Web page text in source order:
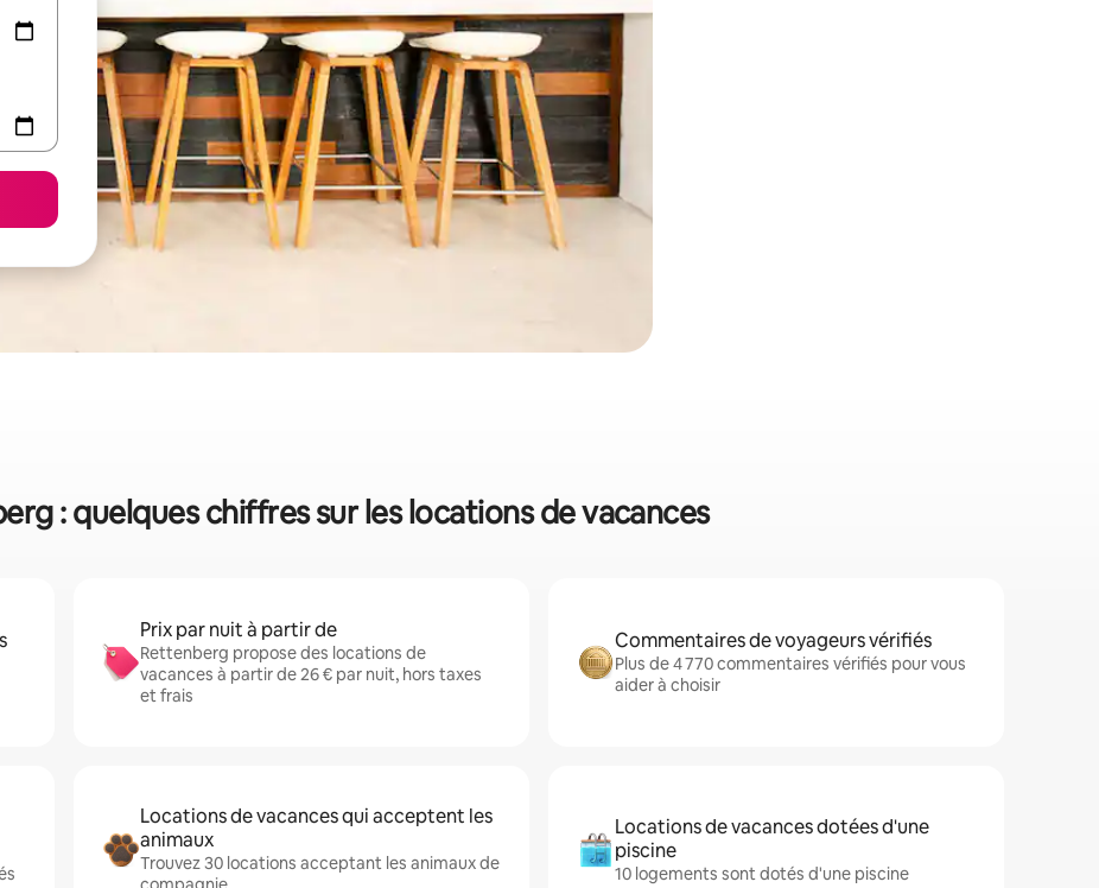
: quelques chiffres sur les locations de vacances
Prix par nuit à partir de
Rettenberg propose des locations de
vacances à partir de 26 € par nuit, hors taxes
et frais
Commentaires de voyageurs vérifiés
Plus de 4 770 commentaires vérifiés pour vous
aider à choisir
Locations de vacances qui acceptent les
animaux
Trouvez 30 locations acceptant les animaux de
Locations de vacances dotées d'une
piscine
10 logements sont dotés d'une piscine